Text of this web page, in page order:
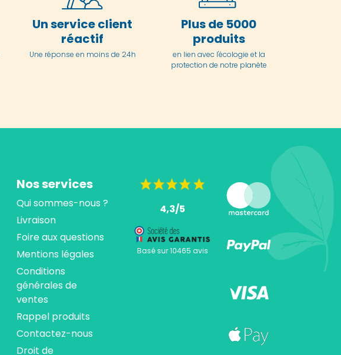
Un service client
réactif
Une réponse en moins de 24h
Plus de 5000
produits
en lien avec l'écologie et la
protection de notre planète
Nos services
Qui sommes-nous ?
Livraison
Foire aux questions
Mentions légales
Conditions
générales de
ventes
Rappel produits
Contactez-nous
Droit de
4,3/5
Basé sur 10465 avis